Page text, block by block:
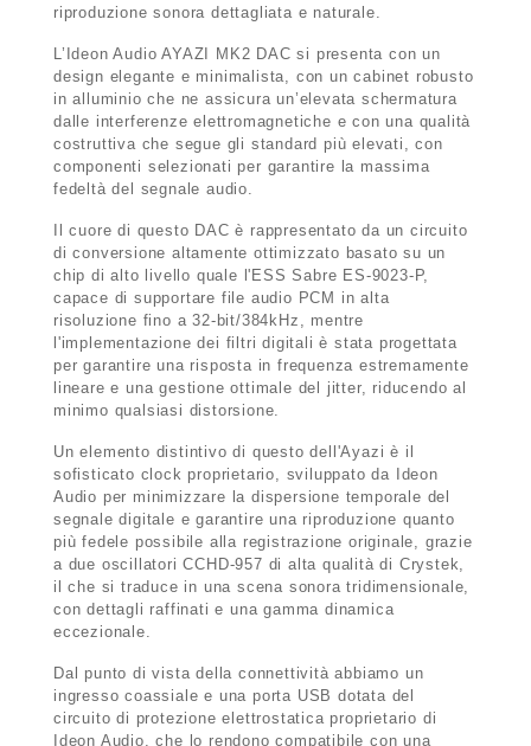
riproduzione sonora dettagliata e naturale.
L’Ideon Audio AYAZI MK2 DAC si presenta con un
design elegante e minimalista, con un cabinet robusto
in alluminio che ne assicura un’elevata schermatura
dalle interferenze elettromagnetiche e con una qualità
costruttiva che segue gli standard più elevati, con
componenti selezionati per garantire la massima
fedeltà del segnale audio.
Il cuore di questo DAC è rappresentato da un circuito
di conversione altamente ottimizzato basato su un
chip di alto livello quale l'ESS Sabre ES-9023-P,
capace di supportare file audio PCM in alta
risoluzione fino a 32-bit/384kHz, mentre
l'implementazione dei filtri digitali è stata progettata
per garantire una risposta in frequenza estremamente
lineare e una gestione ottimale del jitter, riducendo al
minimo qualsiasi distorsione.
Un elemento distintivo di questo dell'Ayazi è il
sofisticato clock proprietario, sviluppato da Ideon
Audio per minimizzare la dispersione temporale del
segnale digitale e garantire una riproduzione quanto
più fedele possibile alla registrazione originale, grazie
a due oscillatori CCHD-957 di alta qualità di Crystek,
il che si traduce in una scena sonora tridimensionale,
con dettagli raffinati e una gamma dinamica
eccezionale.
Dal punto di vista della connettività abbiamo un
ingresso coassiale e una porta USB dotata del
circuito di protezione elettrostatica proprietario di
Ideon Audio, che lo rendono compatibile con una